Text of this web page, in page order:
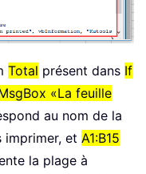
Total présent dans If
«La feuille
au nom de la
imprimer, et A1:B15
la plage à